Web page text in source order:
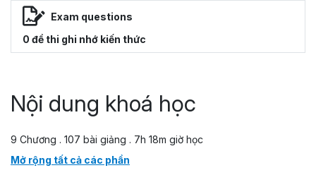
Exam questions
0 đề thi ghi nhớ kiến thức
Nội dung khoá học
9 Chương . 107 bài giảng . 7h 18m giờ học
Mở rộng tất cả các phần